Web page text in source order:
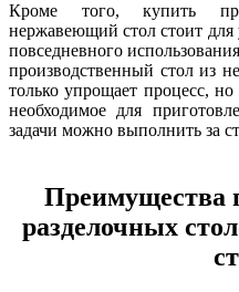
Кроме того, купить
нержавеющий стол стоит для
повседневного
производственный стол из
только упрощает процесс,
необходимое для
задачи можно выполнить за
Преимущества
разделочных